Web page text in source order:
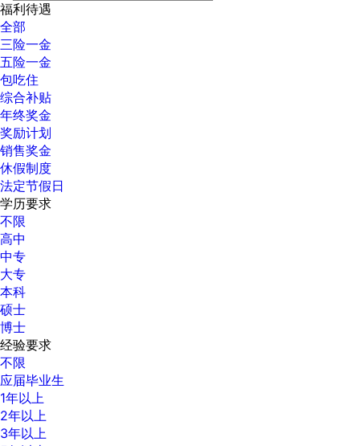
福利待遇
全部
三险一金
五险一金
包吃住
综合补贴
年终奖金
奖励计划
销售奖金
休假制度
法定节假日
学历要求
不限
高中
中专
大专
本科
硕士
博士
经验要求
不限
应届毕业生
1年以上
2年以上
3年以上